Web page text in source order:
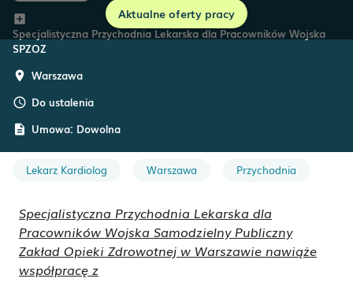
Aktualne oferty pracy
add_box
Specjalistyczna Przychodnia Lekarska dla Pracowników Wojska
SPZOZ
room Warszawa
schedule Do ustalenia
description Umowa: Dowolna
Lekarz Kardiolog Warszawa Przychodnia
Specjalistyczna Przychodnia Lekarska dla
Pracowników Wojska Samodzielny Publiczny
Zakład Opieki Zdrowotnej w Warszawie nawiąże
współpracę z